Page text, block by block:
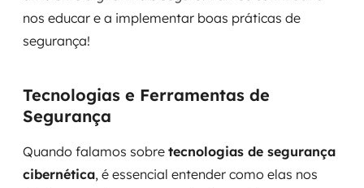
nos educar e a implementar boas práticas de
segurança!
Tecnologias e Ferramentas de
Segurança
Quando falamos sobre tecnologias de segurança
cibernética, é essencial entender como elas nos